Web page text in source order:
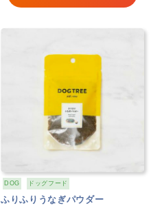
DOG ドッグフード
ふりふりうなぎパウダー